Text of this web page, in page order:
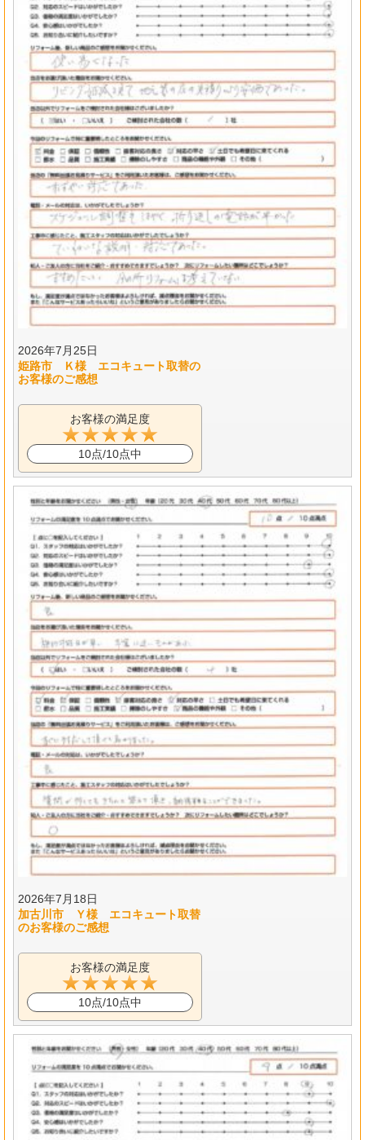
2026年7月25日
姫路市 Ｋ様 エコキュート取替の
お客様のご感想
お客様の満足度
10点/10点中
2026年7月18日
加古川市 Ｙ様 エコキュート取替
のお客様のご感想
お客様の満足度
10点/10点中